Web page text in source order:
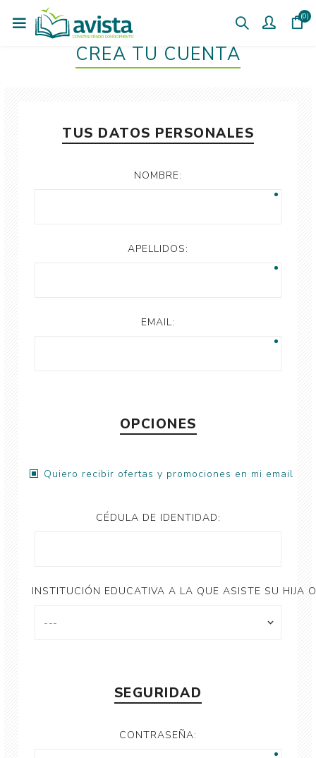
(0)
CREÁ TU CUENTA
TUS DATOS PERSONALES
NOMBRE:
APELLIDOS:
EMAIL:
OPCIONES
Quiero recibir ofertas y promociones en mi email
CÉDULA DE IDENTIDAD:
INSTITUCIÓN EDUCATIVA A LA QUE ASISTE SU HIJA
SEGURIDAD
CONTRASEÑA: